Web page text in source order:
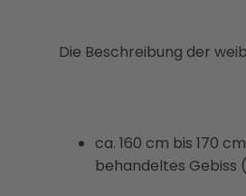
Die Beschreibung der
ca. 160 cm bis 170
behandeltes Gebiss